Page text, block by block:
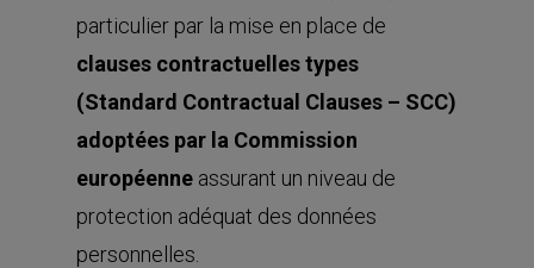
particulier par la mise en place de
clauses contractuelles types
(Standard Contractual Clauses – SCC)
adoptées par la Commission
européenne assurant un niveau de
protection adéquat des données
personnelles.